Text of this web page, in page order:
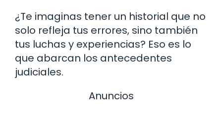
¿Te imaginas tener un historial que no
solo refleja tus errores, sino también
tus luchas y experiencias? Eso es lo
que abarcan los antecedentes
judiciales.
Anuncios